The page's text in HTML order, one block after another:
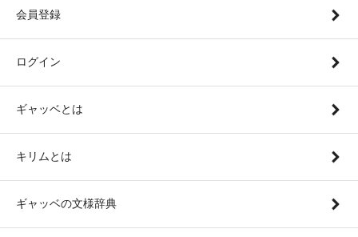
会員登録
ログイン
ギャッベとは
キリムとは
ギャッベの文様辞典